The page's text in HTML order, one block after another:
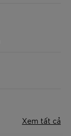
Xem tất cả